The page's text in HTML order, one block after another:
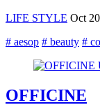
LIFE STYLE Oct
# aesop # beauty #
OFFICINE